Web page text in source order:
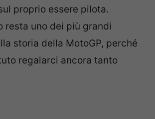
proprio essere pilota.
resta uno dei più grandi
storia della MotoGP, perché
regalarci ancora tanto